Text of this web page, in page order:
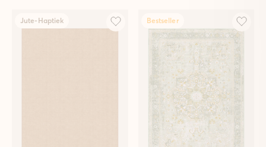
Jute-Haptiek Bestseller